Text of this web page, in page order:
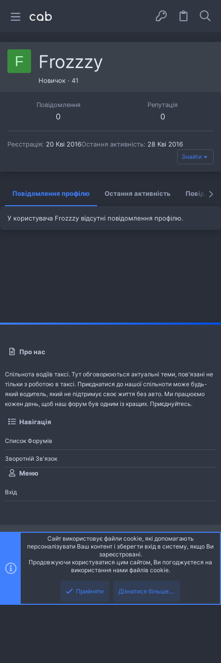
F Frozzzy
Новичок · 41
Повідомлення
0
Репутація
0
Реєстрація 20 Кві 2016Остання активність 28 Кві 2016
Знайти
Повідомлення профілю Остання активність
У користувача Frozzzy відсутні повідомлення профілю.
Про нас
Спільнота водіїв таксі. Тут обговорюються актуальні теми, пов'язані не
тільки з роботою в таксі. Приєднатися до нашої спільноти може будь-
який водитель, який не підтримує своє життя без авто. Ми працюємо
кожен день, щоб наш форум був одним із кращих. Приєднуйтесь.
Навігація
Список Форумів
Зворотній Зв'язок
Меню
Вхід
Ніч
Українська (UA)
S
Community platform by XenForo® © 2010-2026 XenForo Ltd.
Community platform by XenForo © 2010-2022 XenForo Ltd. | dev: Pages
Сайт використовує файли cookie, які допомагають
персоналізувати Ваш контент і зберегти вхід в систему, якщо Ви
зареєстровані.
Продовжуючи користуватися цим сайтом, Ви погоджуєтеся на
використання нами файлів cookie.
Прийняти Дізнатися більше....